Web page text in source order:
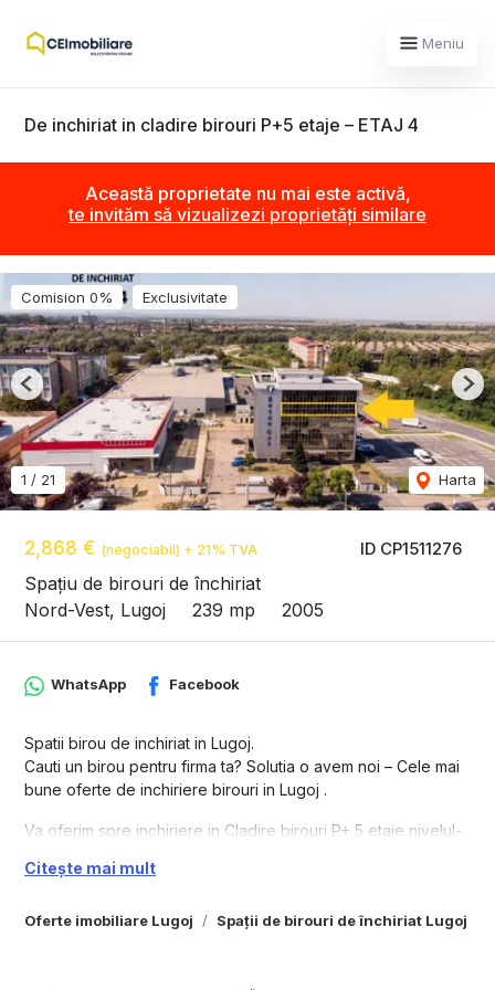
Meniu
De inchiriat in cladire birouri P+5 etaje – ETAJ 4
Această proprietate nu mai este activă,
te invităm să vizualizezi proprietăți similare
ID CP1511276
2,868 € (negociabil) + 21% TVA
Spațiu de birouri de închiriat
Nord-Vest, Lugoj
239 mp 2005
Comision 0% Exclusivitate
1 / 21 Harta
Previous
Oferte imobiliare Lugoj Spații de birouri de închiriat Lugoj
WhatsApp Facebook
Spatii birou de inchiriat in Lugoj.
Cauti un birou pentru firma ta? Solutia o avem noi – Cele mai
bune oferte de inchiriere birouri in Lugoj .
Va oferim spre inchiriere in Cladire birouri P+ 5 etaje nivelul-
- 8 birouri incepand cu 14.60 mp. pana la 85.10 mp.(se poate
pret 12 euro(la care se adauga TVA)/mp./ luna, suprafata
Citește mai mult